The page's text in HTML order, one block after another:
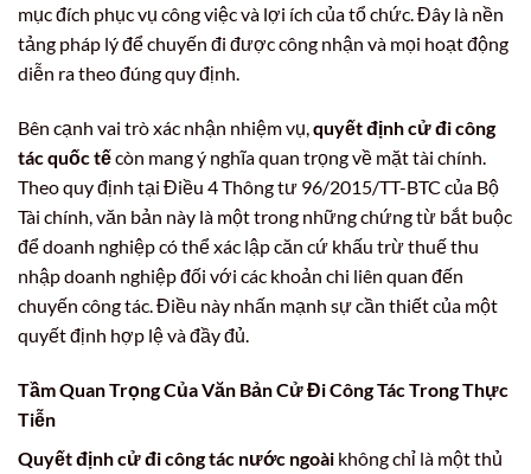
mục đích phục vụ công việc và lợi ích của tổ chức. Đây là nền
tảng pháp lý để chuyến đi được công nhận và mọi hoạt động
diễn ra theo đúng quy định.
Bên cạnh vai trò xác nhận nhiệm vụ,quyết định cử đi công
tác quốc tếcòn mang ý nghĩa quan trọng về mặt tài chính.
Theo quy định tại Điều 4 Thông tư 96/2015/TT-BTC của Bộ
Tài chính, văn bản này là một trong những chứng từ bắt buộc
để doanh nghiệp có thể xác lập căn cứ khấu trừ thuế thu
nhập doanh nghiệp đối với các khoản chi liên quan đến
chuyến công tác. Điều này nhấn mạnh sự cần thiết của một
quyết định hợp lệ và đầy đủ.
Tầm Quan Trọng CủaVăn Bản Cử Đi Công TácTrong Thực
Tiễn
Quyết định cử đi công tác nước ngoài không chỉ là một thủ